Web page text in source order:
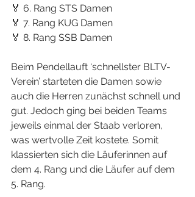
🏅 6. Rang STS Damen
🏅 7. Rang KUG Damen
🏅 8. Rang SSB Damen
Beim Pendellauft ‘schnellster BLTV-
Verein’ starteten die Damen sowie
auch die Herren zunächst schnell und
gut. Jedoch ging bei beiden Teams
jeweils einmal der Staab verloren,
was wertvolle Zeit kostete. Somit
klassierten sich die Läuferinnen auf
dem 4. Rang und die Läufer auf dem
5. Rang.